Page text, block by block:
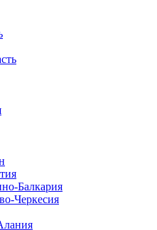
Балкария
Черкесия